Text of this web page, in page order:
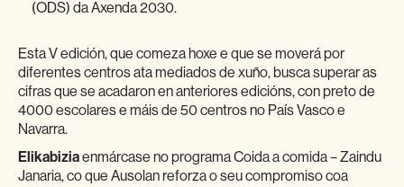
(ODS) da Axenda 2030.
Esta V edición, que comeza hoxe e que se moverá por
diferentes centros ata mediados de xuño, busca superar as
cifras que se acadaron en anteriores edicións, con preto de
4000 escolares e máis de 50 centros no País Vasco e
Navarra.
Elikabiziaenmárcase no programa Coida a comida – Zaindu
Janaria, co que Ausolan reforza o seu compromiso coa